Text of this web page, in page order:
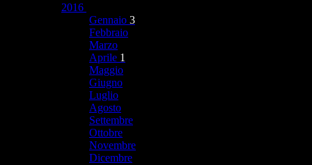
2016
Gennaio 3
Febbraio
Marzo
Aprile 1
Maggio
Giugno
Luglio
Agosto
Settembre
Ottobre
Novembre
Dicembre